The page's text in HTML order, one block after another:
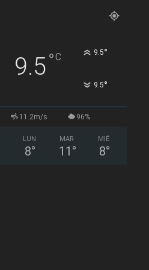
9.5°C 9.5°
9.5°
11.2m/s 96%
LUN
8°
MAR
11 °
MIÉ
8°